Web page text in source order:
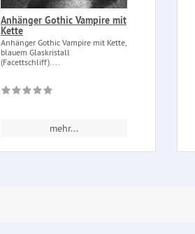
Anhänger Gothic Vampire mit
Kette
Anhänger Gothic Vampire mit Kette,
blauem Glaskristall
(Facettschliff)....
mehr...